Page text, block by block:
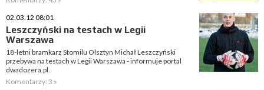
02.03.12 08:01
Leszczyński na testach w Legii
Warszawa
18-letni bramkarz Stomilu Olsztyn Michał Leszczyński
przebywa na testach w Legii Warszawa - informuje portal
dwadozera.pl.
Komentarzy: 3 »